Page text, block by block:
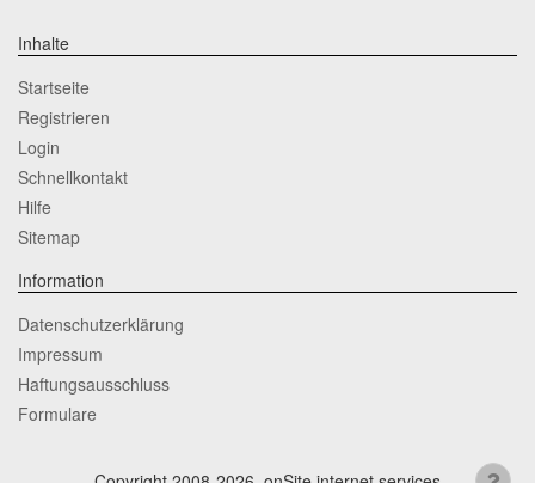
Inhalte
Startseite
Registrieren
Login
Schnellkontakt
Hilfe
Sitemap
Information
Datenschutzerklärung
Impressum
Haftungsausschluss
Formulare